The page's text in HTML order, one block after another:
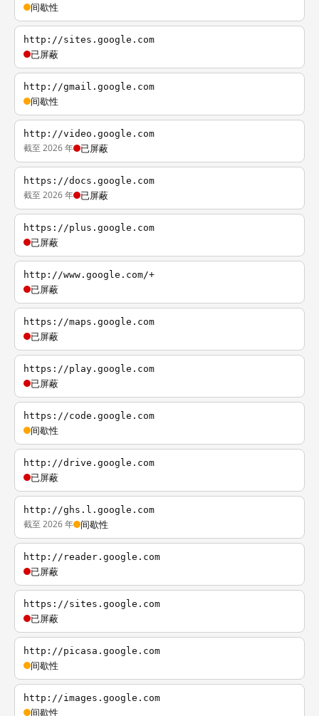
间歇性
http://sites.google.com
已屏蔽
http://gmail.google.com
间歇性
http://video.google.com
截至 2026 年 已屏蔽
https://docs.google.com
截至 2026 年 已屏蔽
https://plus.google.com
已屏蔽
http://www.google.com/+
已屏蔽
https://maps.google.com
已屏蔽
https://play.google.com
已屏蔽
https://code.google.com
间歇性
http://drive.google.com
已屏蔽
http://ghs.l.google.com
截至 2026 年 间歇性
http://reader.google.com
已屏蔽
https://sites.google.com
已屏蔽
http://picasa.google.com
间歇性
http://images.google.com
间歇性